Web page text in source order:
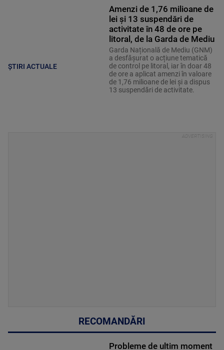
ȘTIRI ACTUALE
Amenzi de 1,76 milioane de
lei și 13 suspendări de
activitate în 48 de ore pe
litoral, de la Garda de Mediu
Garda Națională de Mediu (GNM)
a desfășurat o acțiune tematică
de control pe litoral, iar în doar 48
de ore a aplicat amenzi în valoare
de 1,76 milioane de lei și a dispus
13 suspendări de activitate.
RECOMANDĂRI
Probleme de ultim moment